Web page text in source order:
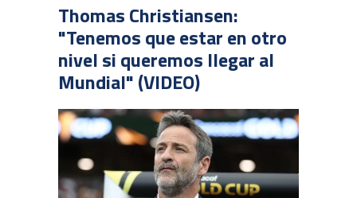
Thomas Christiansen:
"Tenemos que estar en otro
nivel si queremos llegar al
Mundial" (VIDEO)